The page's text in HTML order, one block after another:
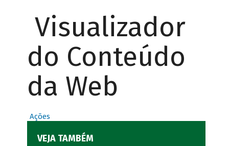
Visualizador
do Conteúdo
da Web
Ações
VEJA TAMBÉM